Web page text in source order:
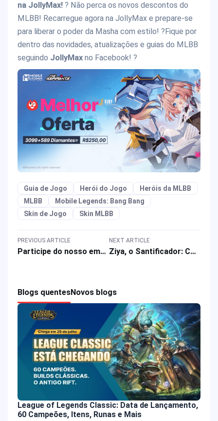
na JollyMax! ? Não perca os novos descontos do
MLBB! Recarregue agora na JollyMax e prepare-se
para liberar o poder da Masha com estilo! ?Fique por
dentro das novidades, atualizações e guias do MLBB
seguindo JollyMax no Facebook! ?
Guia de Jogo Herói do Jogo
Heróis da MLBB
MLBB
Mobile Legends: Bang Bang
Skin de Jogo
Skin MLBB
PREVIOUS ARTICLE
Participe do nosso emocionante evento no HOK CAMP e ganhe prêmios incríveis! ?
NEXT ARTICLE
Ziya, o Santificador: Como Dominar a Rota do Meio com Este Novo Herói
Blogs quentesNovos blogs
League of Legends Classic: Data de Lançamento,
60 Campeões, Itens, Runas e Mais